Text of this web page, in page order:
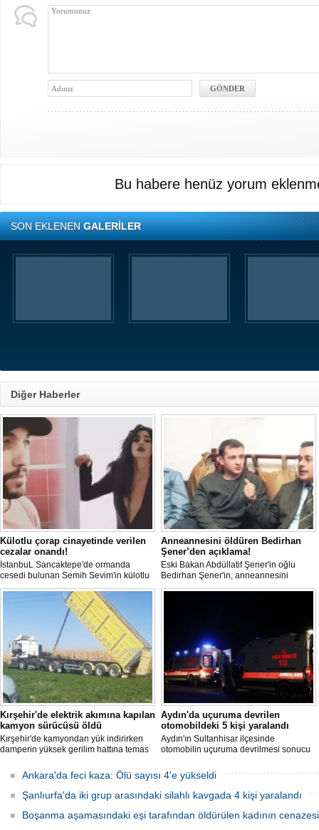
Bu habere henüz yorum
SON EKLENENGALERİLER
Diğer Haberler
Külotlu çorap cinayetinde verilen
cezalar onandı!
İstanbuL Sancaktepe'de ormanda
cesedi bulunan Semih Sevim'in külotlu
çorapla boğularak öldürüldüğü
iddiasına ilişkin sanık Seçil Çiftçi'ye
verilen 'ağırlaştırılmış müebbet' ve
babası hakkındaki 'müebbet' kararı,
istinaf mahkemesi onadı.
Anneannesini öldüren Bedirhan
Şener’den açıklama!
Eski Bakan Abdüllatif Şener'in oğlu
Bedirhan Şener'in, anneannesini
öldürmesine ilişkin davada karar
çekerken, Şener'e verilen ceza belli
Kırşehir'de elektrik akımına kapılan
kamyon sürücüsü öldü
Kırşehir'de kamyondan yük indirirken
damperin yüksek gerilim hattına temas
sürücü hayatını kaybetti.
Aydın'da uçuruma devrilen
otomobildeki 5 kişi yaralandı
Aydın'ın Sultanhisar ilçesinde
otomobilin uçuruma devrilmesi sonucu
Ankara'da feci kaza: Ölü sayısı 4'e yükseldi
Şanlıurfa'da iki grup arasındaki silahlı kavgada 4 kişi yaralandı
Boşanma aşamasındaki eşi tarafından öldürülen kadının